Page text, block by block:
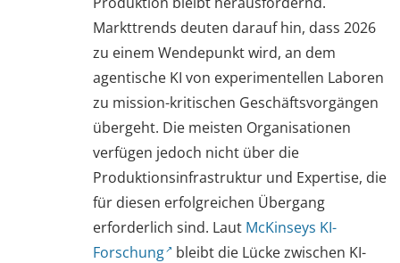
Markttrends deuten darauf hin, dass 2026
zu einem Wendepunkt wird, an dem
agentische KI von experimentellen Laboren
zu mission-kritischen Geschäftsvorgängen
übergeht. Die meisten Organisationen
verfügen jedoch nicht über die
Produktionsinfrastruktur und Expertise, die
für diesen erfolgreichen Übergang
erforderlich sind. Laut McKinseys KI-
Forschung
bleibt die Lücke zwischen KI-